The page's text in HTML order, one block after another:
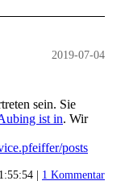
2019-07-04
sein. Sie
ist in. Wir
posts
| 1 Kommentar